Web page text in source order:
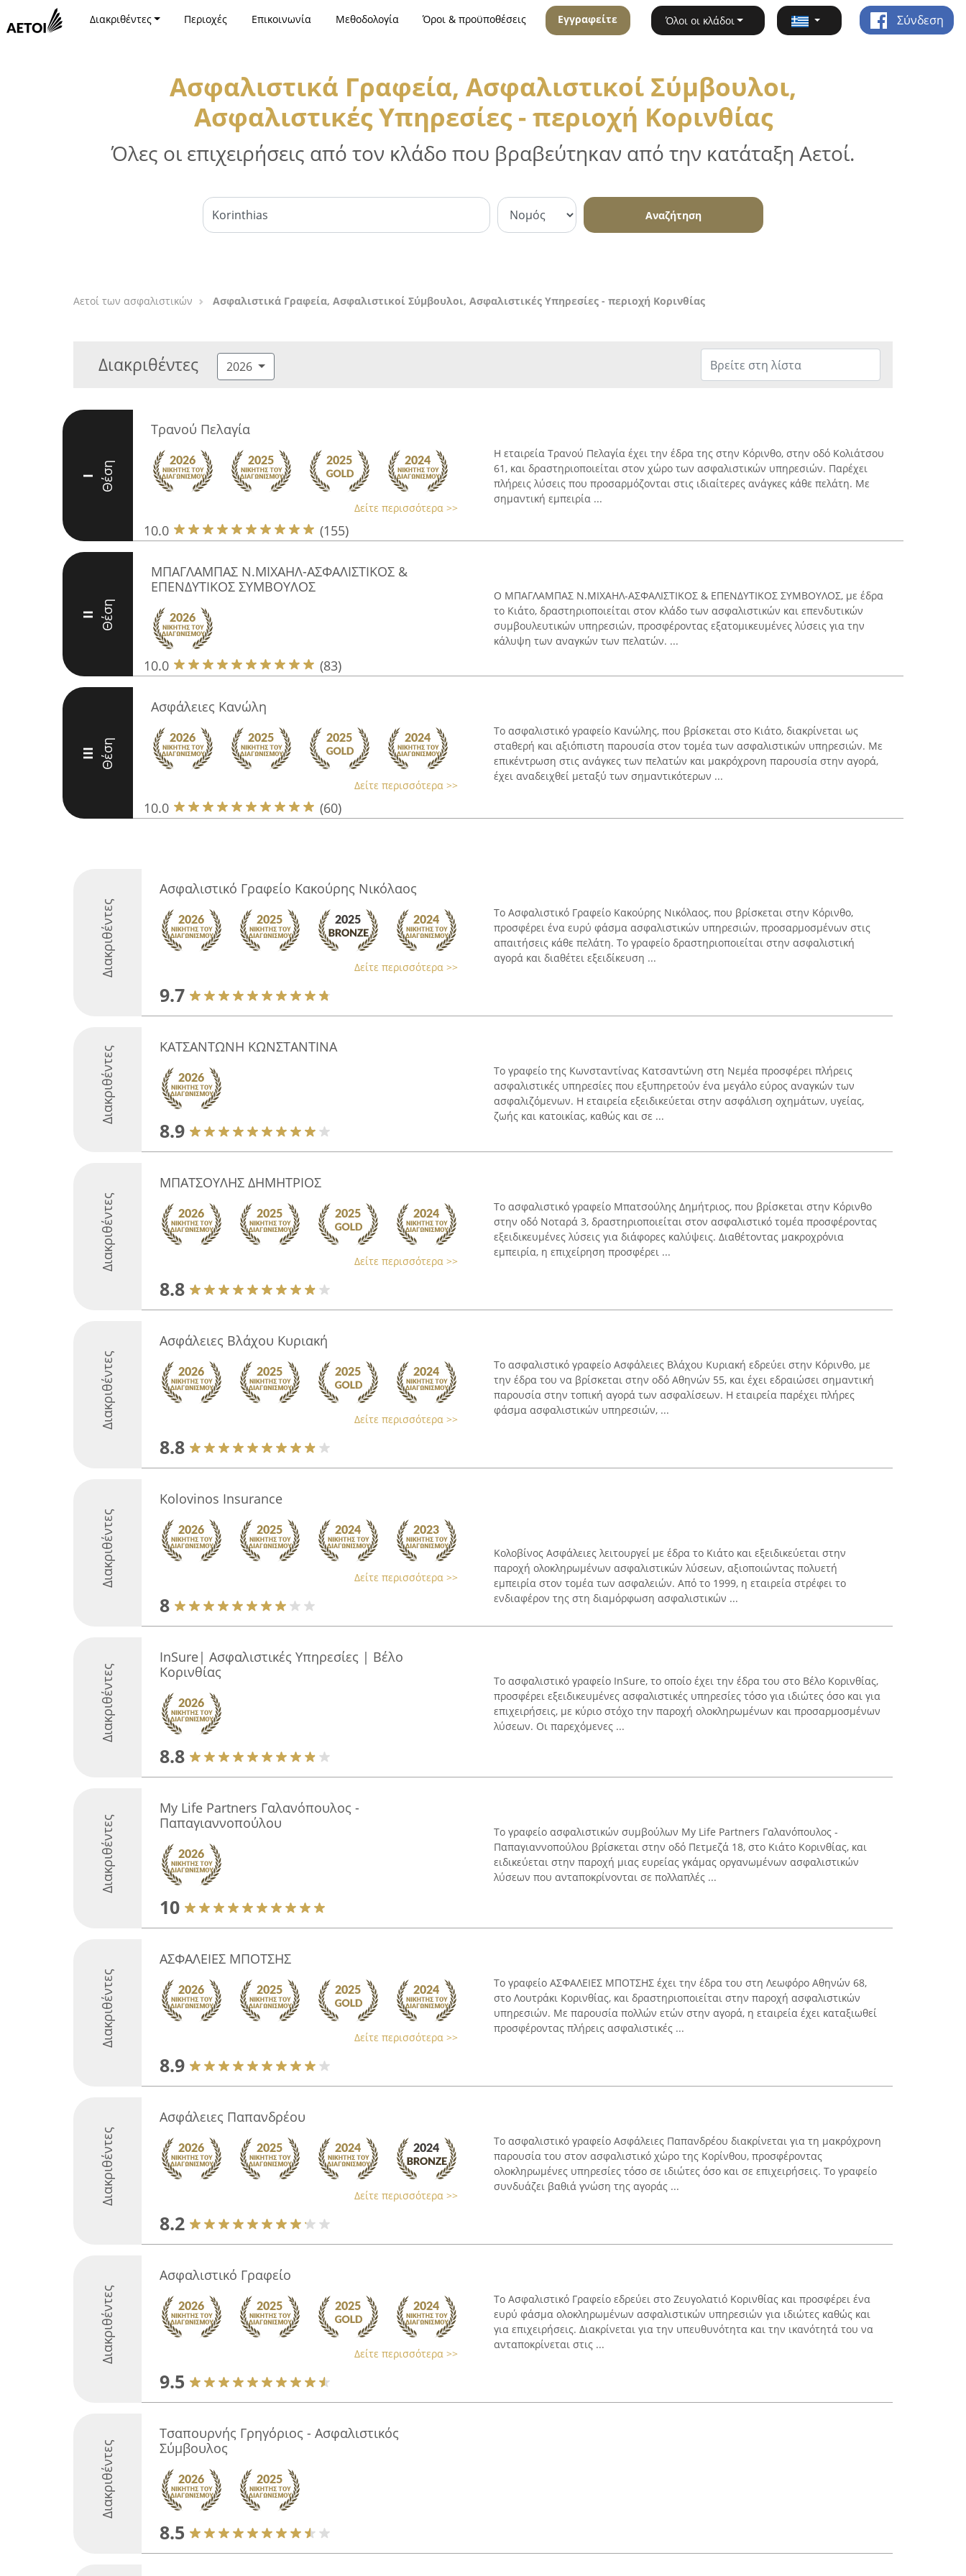
Διακριθέντες Περιοχές Επικοινωνία Μεθοδολογία Όροι & προϋποθέσεις Εγγραφείτε Όλοι οι κλάδοι Σύνδεση
Ασφαλιστικά Γραφεία, Ασφαλιστικοί Σύμβουλοι,
Ασφαλιστικές Υπηρεσίες - περιοχή Κορινθίας
Όλες οι επιχειρήσεις από τον κλάδο που βραβεύτηκαν από την κατάταξη Αετοί.
Αναζήτηση
Αετοί των ασφαλιστικών Ασφαλιστικά Γραφεία, Ασφαλιστικοί Σύμβουλοι, Ασφαλιστικές Υπηρεσίες - περιοχή Κορινθίας
Διακριθέντες 2026
I Θέση
Τρανού Πελαγία
Δείτε περισσότερα >>
10.0 (155)
Η εταιρεία Τρανού Πελαγία έχει την έδρα της στην Κόρινθο, στην οδό Κολιάτσου
61, και δραστηριοποιείται στον χώρο των ασφαλιστικών υπηρεσιών. Παρέχει
πλήρεις λύσεις που προσαρμόζονται στις ιδιαίτερες ανάγκες κάθε πελάτη. Με
σημαντική εμπειρία ...
II Θέση
ΜΠΑΓΛΑΜΠΑΣ Ν.ΜΙΧΑΗΛ-ΑΣΦΑΛΙΣΤΙΚΟΣ &
ΕΠΕΝΔΥΤΙΚΟΣ ΣΥΜΒΟΥΛΟΣ
10.0 (83)
Ο ΜΠΑΓΛΑΜΠΑΣ Ν.ΜΙΧΑΗΛ-ΑΣΦΑΛΙΣΤΙΚΟΣ & ΕΠΕΝΔΥΤΙΚΟΣ ΣΥΜΒΟΥΛΟΣ, με έδρα
το Κιάτο, δραστηριοποιείται στον κλάδο των ασφαλιστικών και επενδυτικών
συμβουλευτικών υπηρεσιών, προσφέροντας εξατομικευμένες λύσεις για την
κάλυψη των αναγκών των πελατών. ...
III Θέση
Ασφάλειες Κανώλη
Δείτε περισσότερα >>
10.0 (60)
Το ασφαλιστικό γραφείο Κανώλης, που βρίσκεται στο Κιάτο, διακρίνεται ως
σταθερή και αξιόπιστη παρουσία στον τομέα των ασφαλιστικών υπηρεσιών. Με
επικέντρωση στις ανάγκες των πελατών και μακρόχρονη παρουσία στην αγορά,
έχει αναδειχθεί μεταξύ των σημαντικότερων ...
Διακριθέντες
Ασφαλιστικό Γραφείο Κακούρης Νικόλαος
Δείτε περισσότερα >>
9.7
Το Ασφαλιστικό Γραφείο Κακούρης Νικόλαος, που βρίσκεται στην Κόρινθο,
προσφέρει ένα ευρύ φάσμα ασφαλιστικών υπηρεσιών, προσαρμοσμένων στις
απαιτήσεις κάθε πελάτη. Το γραφείο δραστηριοποιείται στην ασφαλιστική
αγορά και διαθέτει εξειδίκευση ...
Διακριθέντες ΚΑΤΣΑΝΤΩΝΗ ΚΩΝΣΤΑΝΤΙΝΑ
8.9
Το γραφείο της Κωνσταντίνας Κατσαντώνη στη Νεμέα προσφέρει πλήρεις
ασφαλιστικές υπηρεσίες που εξυπηρετούν ένα μεγάλο εύρος αναγκών των
ασφαλιζόμενων. Η εταιρεία εξειδικεύεται στην ασφάλιση οχημάτων, υγείας,
ζωής και κατοικίας, καθώς και σε ...
Διακριθέντες
ΜΠΑΤΣΟΥΛΗΣ ΔΗΜΗΤΡΙΟΣ
Δείτε περισσότερα >>
8.8
Το ασφαλιστικό γραφείο Μπατσούλης Δημήτριος, που βρίσκεται στην Κόρινθο
στην οδό Νοταρά 3, δραστηριοποιείται στον ασφαλιστικό τομέα προσφέροντας
εξειδικευμένες λύσεις για διάφορες καλύψεις. Διαθέτοντας μακροχρόνια
εμπειρία, η επιχείρηση προσφέρει ...
Διακριθέντες
Ασφάλειες Βλάχου Κυριακή
Δείτε περισσότερα >>
8.8
Το ασφαλιστικό γραφείο Ασφάλειες Βλάχου Κυριακή εδρεύει στην Κόρινθο, με
την έδρα του να βρίσκεται στην οδό Αθηνών 55, και έχει εδραιώσει σημαντική
παρουσία στην τοπική αγορά των ασφαλίσεων. Η εταιρεία παρέχει πλήρες
φάσμα ασφαλιστικών υπηρεσιών, ...
Διακριθέντες
Kolovinos Insurance
Δείτε περισσότερα >>
8
Κολοβίνος Ασφάλειες λειτουργεί με έδρα το Κιάτο και εξειδικεύεται στην
παροχή ολοκληρωμένων ασφαλιστικών λύσεων, αξιοποιώντας πολυετή
εμπειρία στον τομέα των ασφαλειών. Από το 1999, η εταιρεία στρέφει το
ενδιαφέρον της στη διαμόρφωση ασφαλιστικών ...
Διακριθέντες
InSure| Ασφαλιστικές Υπηρεσίες | Βέλο
Κορινθίας
8.8
Το ασφαλιστικό γραφείο InSure, το οποίο έχει την έδρα του στο Βέλο Κορινθίας,
προσφέρει εξειδικευμένες ασφαλιστικές υπηρεσίες τόσο για ιδιώτες όσο και για
επιχειρήσεις, με κύριο στόχο την παροχή ολοκληρωμένων και προσαρμοσμένων
λύσεων. Οι παρεχόμενες ...
Διακριθέντες
My Life Partners Γαλανόπουλος -
Παπαγιαννοπούλου
10
Το γραφείο ασφαλιστικών συμβούλων My Life Partners Γαλανόπουλος -
Παπαγιαννοπούλου βρίσκεται στην οδό Πετμεζά 18, στο Κιάτο Κορινθίας, και
ειδικεύεται στην παροχή μιας ευρείας γκάμας οργανωμένων ασφαλιστικών
λύσεων που ανταποκρίνονται σε πολλαπλές ...
Διακριθέντες
ΑΣΦΑΛΕΙΕΣ ΜΠΟΤΣΗΣ
Δείτε περισσότερα >>
8.9
Το γραφείο ΑΣΦΑΛΕΙΕΣ ΜΠΟΤΣΗΣ έχει την έδρα του στη Λεωφόρο Αθηνών 68,
στο Λουτράκι Κορινθίας, και δραστηριοποιείται στην παροχή ασφαλιστικών
υπηρεσιών. Με παρουσία πολλών ετών στην αγορά, η εταιρεία έχει καταξιωθεί
προσφέροντας πλήρεις ασφαλιστικές ...
Διακριθέντες
Ασφάλειες Παπανδρέου
Δείτε περισσότερα >>
8.2
Το ασφαλιστικό γραφείο Ασφάλειες Παπανδρέου διακρίνεται για τη μακρόχρονη
παρουσία του στον ασφαλιστικό χώρο της Κορίνθου, προσφέροντας
ολοκληρωμένες υπηρεσίες τόσο σε ιδιώτες όσο και σε επιχειρήσεις. Το γραφείο
συνδυάζει βαθιά γνώση της αγοράς ...
Διακριθέντες
Ασφαλιστικό Γραφείο
Δείτε περισσότερα >>
9.5
Το Ασφαλιστικό Γραφείο εδρεύει στο Ζευγολατιό Κορινθίας και προσφέρει ένα
ευρύ φάσμα ολοκληρωμένων ασφαλιστικών υπηρεσιών για ιδιώτες καθώς και
για επιχειρήσεις. Διακρίνεται για την υπευθυνότητα και την ικανότητά του να
ανταποκρίνεται στις ...
Διακριθέντες
Τσαπουρνής Γρηγόριος - Ασφαλιστικός
Σύμβουλος
8.5